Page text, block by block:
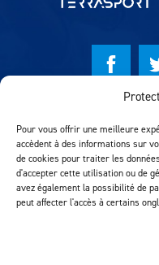
Pour vous offrir une meilleure
accèdent à des informations sur
de cookies pour traiter les
d'accepter cette utilisation ou de
avez également la possibilité de
peut affecter l'accès à certains